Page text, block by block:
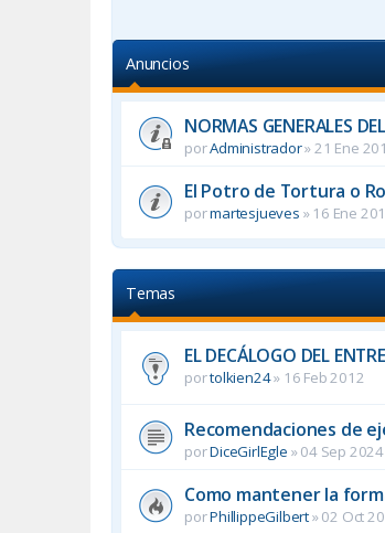
Anuncios
NORMAS GENERALES
porAdministrador»21 Ene
El Potro de Tortura o
pormartesjueves » 16 Ene
Temas
EL DECÁLOGO DEL
portolkien24» 16 Feb 2012
Recomendaciones de
porDiceGirlEgle »04 Sep 2024
Como mantener la
porPhillippeGilbert»02 Oct